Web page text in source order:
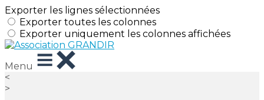
Exporter les lignes sélectionnées
Exporter toutes les colonnes
Exporter uniquement les colonnes affichées
Menu
<
>